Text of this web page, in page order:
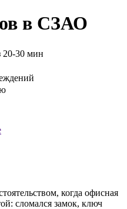
в СЗАО
20-30 мин
когда офисная
сломался замок, ключ